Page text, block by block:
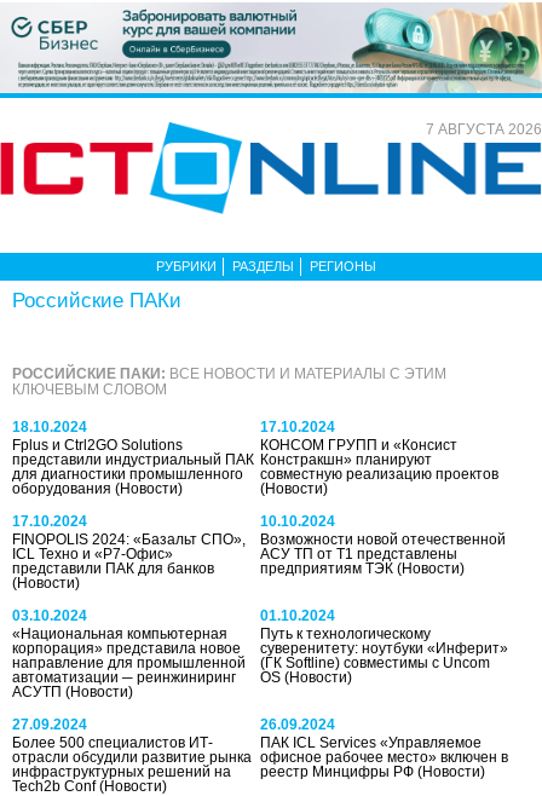
7 АВГУСТА 2026
РУБРИКИ РАЗДЕЛЫ РЕГИОНЫ
Российские ПАКи
РОССИЙСКИЕ ПАКИ: ВСЕ НОВОСТИ И МАТЕРИАЛЫ С ЭТИМ
КЛЮЧЕВЫМ СЛОВОМ
18.10.2024
Fplus и Ctrl2GO Solutions
представили индустриальный ПАК
для диагностики промышленного
оборудования (Новости)
17.10.2024
КОНСОМ ГРУПП и «Консист
Констракшн» планируют
совместную реализацию проектов
(Новости)
17.10.2024
FINOPOLIS 2024: «Базальт СПО»,
ICL Техно и «Р7-Офис»
представили ПАК для банков
(Новости)
10.10.2024
Возможности новой отечественной
АСУ ТП от Т1 представлены
предприятиям ТЭК(Новости)
03.10.2024
«Национальная компьютерная
корпорация» представила новое
направление для промышленной
автоматизации ─ реинжиниринг
АСУТП (Новости)
01.10.2024
Путь к технологическому
суверенитету: ноутбуки «Инферит»
(ГК Softline) совместимы с Uncom
OS(Новости)
27.09.2024
Более 500 специалистов ИТ-
отрасли обсудили развитие рынка
инфраструктурных решений на
Tech2b Conf(Новости)
26.09.2024
ПАК ICL Services «Управляемое
офисное рабочее место» включен в
реестр Минцифры РФ(Новости)